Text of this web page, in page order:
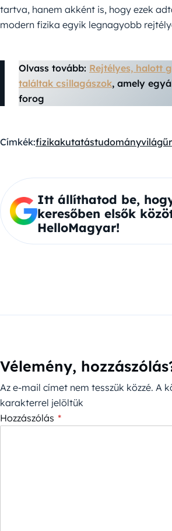
tartva, hanem akként is, hogy ezek
modern fizika egyik legnagyobb
Olvass tovább: Rejtélyes, halott
találtak csillagászok, amely
forog
Címkék:fizikakutatástudományvilágűr
Itt állíthatod be,
keresőben elsők
HelloMagyar!
Vélemény,
Az e-mail címet nem tesszük közzé. A
karakterrel jelöltük
Hozzászólás *